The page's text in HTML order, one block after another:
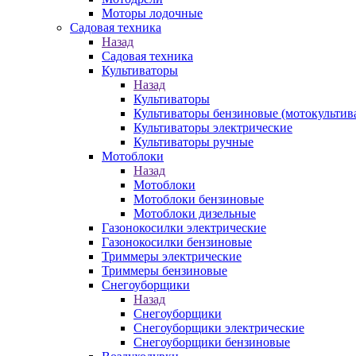
Моторы лодочные
Садовая техника
Назад
Садовая техника
Культиваторы
Назад
Культиваторы
Культиваторы бензиновые
Культиваторы электрические
Культиваторы ручные
Мотоблоки
Назад
Мотоблоки
Мотоблоки бензиновые
Мотоблоки дизельные
Газонокосилки электрические
Газонокосилки бензиновые
Триммеры электрические
Триммеры бензиновые
Снегоуборщики
Назад
Снегоуборщики
Снегоуборщики электрические
Снегоуборщики бензиновые